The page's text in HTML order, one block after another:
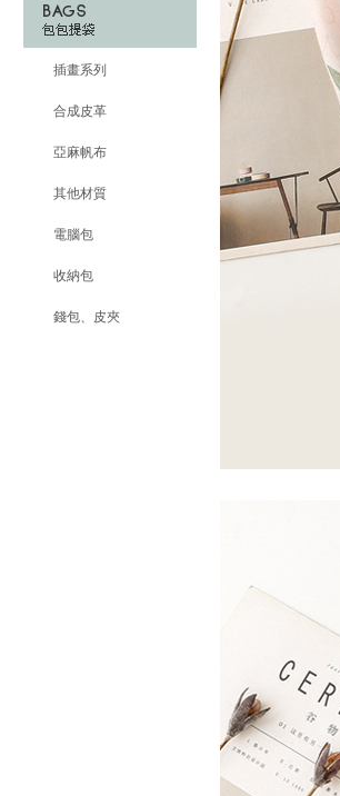
插畫系列
合成皮革
亞麻帆布
其他材質
電腦包
收納包
錢包、皮夾